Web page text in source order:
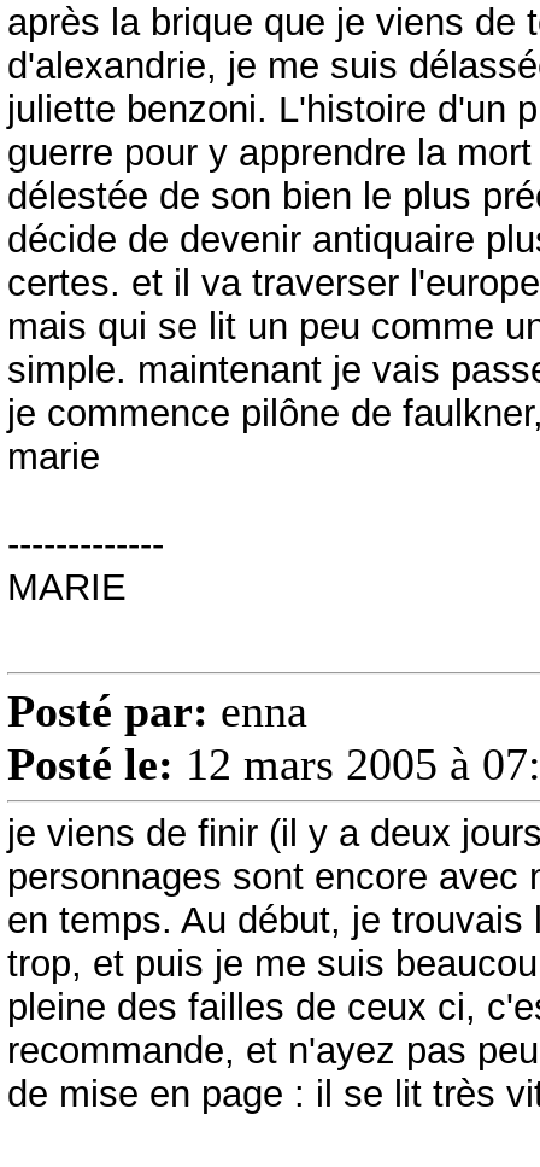
après la brique que je viens de
d'alexandrie, je me suis
juliette benzoni. L'histoire d'un
guerre pour y apprendre la
délestée de son bien le plus
décide de devenir antiquaire
certes. et il va traverser
mais qui se lit un peu comme
simple. maintenant je vais
je commence pilône de
marie
-------------
MARIE
Posté par: enna
Posté le: 12 mars 2005 à
je viens de finir (il y a deux
personnages sont encore
en temps. Au début, je
trop, et puis je me suis
pleine des failles de ceux ci,
recommande, et n'ayez pas
de mise en page : il se lit très